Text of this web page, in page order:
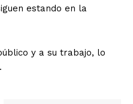
estando en la
y a su trabajo, lo